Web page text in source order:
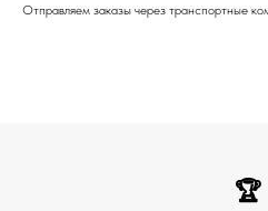
Отправляем заказы через транспортные
🏆